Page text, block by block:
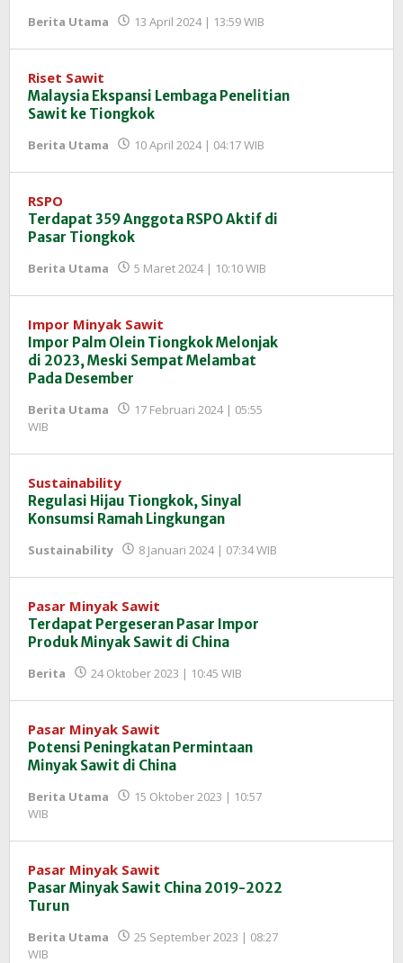
Berita Utama 13 April 2024 | 13:59 WIB
InfoSAWIT
Riset Sawit
Malaysia Ekspansi Lembaga Penelitian
Sawit ke Tiongkok
Berita Utama 10 April 2024 | 04:17 WIB
InfoSAWIT
RSPO
Terdapat 359 Anggota RSPO Aktif di
Pasar Tiongkok
Berita Utama 5 Maret 2024 | 10:10 WIB
InfoSAWIT
Impor Minyak Sawit
Impor Palm Olein Tiongkok Melonjak
di 2023, Meski Sempat Melambat
Pada Desember
Berita Utama
17 Februari 2024 | 05:55
WIB
InfoSAWIT
Sustainability
Regulasi Hijau Tiongkok, Sinyal
Konsumsi Ramah Lingkungan
Sustainability 8 Januari 2024 | 07:34 WIB
InfoSAWIT
Pasar Minyak Sawit
Terdapat Pergeseran Pasar Impor
Produk Minyak Sawit di China
Berita 24 Oktober 2023 | 10:45 WIB
InfoSAWIT
Pasar Minyak Sawit
Potensi Peningkatan Permintaan
Minyak Sawit di China
Berita Utama
15 Oktober 2023 | 10:57
WIB
InfoSAWIT
Pasar Minyak Sawit
Pasar Minyak Sawit China 2019-2022
Turun
Berita Utama
25 September 2023 | 08:27
WIB